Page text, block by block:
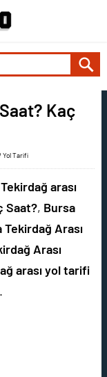
Kaç
Yol Tarifi
arası
Saat?, Bursa
Tekirdağ Arası
Arası
arası yol tarifi